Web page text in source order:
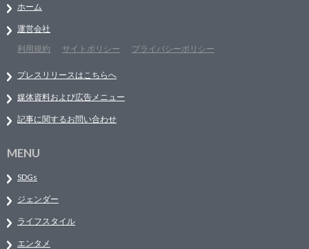
ホーム
運営会社
利用規約
サイトポリシー プライバシーポリシー
プレスリリースはこちらへ
媒体資料および広告メニュー
記事に関するお問い合わせ
MENU
SDGs
ジェンダー
ライフスタイル
エンタメ